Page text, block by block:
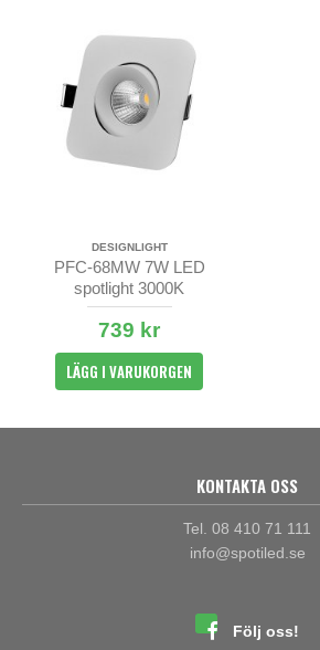
DESIGNLIGHT
PFC-68MW 7W LED
spotlight 3000K
739 kr
LÄGG I VARUKORGEN
KONTAKTA OSS
Tel. 08 410 71 111
info@spotiled.se
Följ oss!